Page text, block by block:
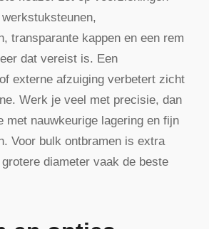
transparante kappen en een rem
dat vereist is. Een
externe afzuiging verbetert zicht
Werk je veel met precisie, dan
met nauwkeurige lagering en fijn
Voor bulk ontbramen is extra
diameter vaak de beste